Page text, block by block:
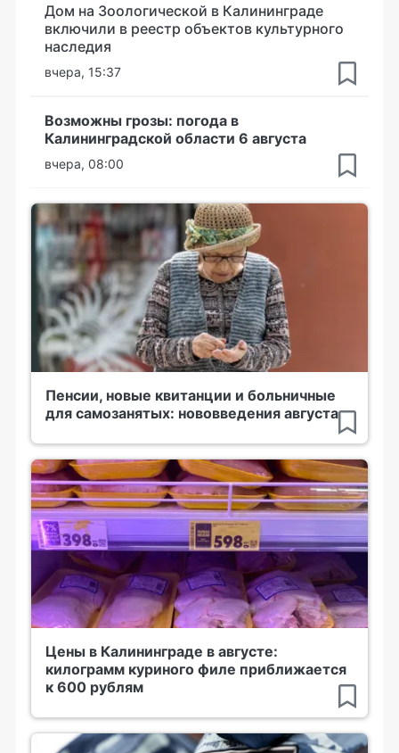
Дом на Зоологической в Калининграде
включили в реестр объектов культурного
наследия
вчера, 15:37
Возможны грозы: погода в
Калининградской области 6 августа
вчера, 08:00
Пенсии, новые квитанции и больничные
для самозанятых: нововведения августа
Цены в Калининграде в августе:
килограмм куриного филе приближается
к 600 рублям